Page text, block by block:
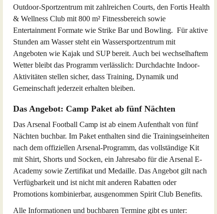
Outdoor-Sportzentrum mit zahlreichen Courts, den Fortis Health
& Wellness Club mit 800 m² Fitnessbereich sowie
Entertainment Formate wie Strike Bar und Bowling. Für aktive
Stunden am Wasser steht ein Wassersportzentrum mit
Angeboten wie Kajak und SUP bereit. Auch bei wechselhaftem
Wetter bleibt das Programm verlässlich: Durchdachte Indoor-
Aktivitäten stellen sicher, dass Training, Dynamik und
Gemeinschaft jederzeit erhalten bleiben.
Das Angebot: Camp Paket ab fünf Nächten
Das Arsenal Football Camp ist ab einem Aufenthalt von fünf
Nächten buchbar. Im Paket enthalten sind die Trainingseinheiten
nach dem offiziellen Arsenal-Programm, das vollständige Kit
mit Shirt, Shorts und Socken, ein Jahresabo für die Arsenal E-
Academy sowie Zertifikat und Medaille. Das Angebot gilt nach
Verfügbarkeit und ist nicht mit anderen Rabatten oder
Promotions kombinierbar, ausgenommen Spirit Club Benefits.
Alle Informationen und buchbaren Termine gibt es unter: